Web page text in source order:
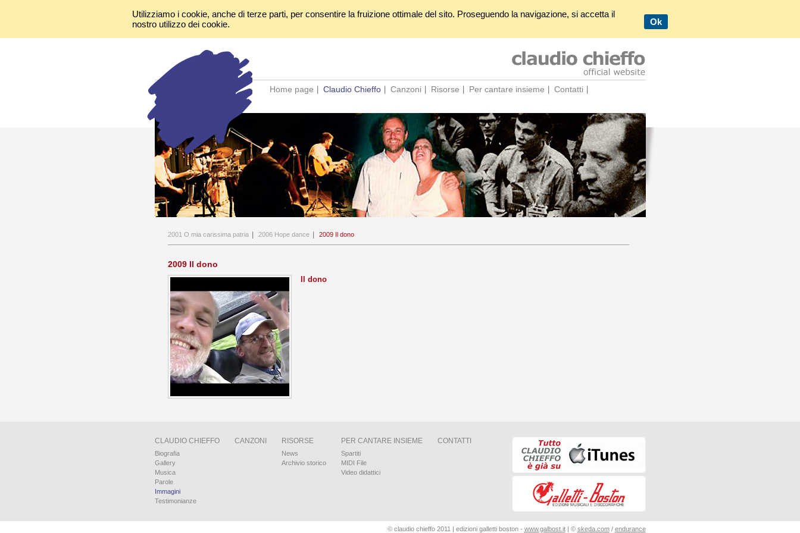
Utilizziamo i cookie, anche di terze parti, per consentire la fruizione ottimale del sito. Proseguendo la navigazione, si accetta il
nostro utilizzo dei cookie.
Ok
Home page Claudio Chieffo Canzoni Risorse Per cantare insieme Contatti
2001 O mia carissima patria 2006 Hope dance 2009 Il dono
2009 Il dono
Il dono
CLAUDIO CHIEFFO
Biografia
Gallery
Musica
Parole
Immagini
Testimonianze
CANZONI RISORSE
News
Archivio storico
PER CANTARE INSIEME
Spartiti
MIDI File
Video didattici
CONTATTI
© claudio chieffo 2011 | edizioni galletti boston - www.galbost.it| © skeda.com/ endurance